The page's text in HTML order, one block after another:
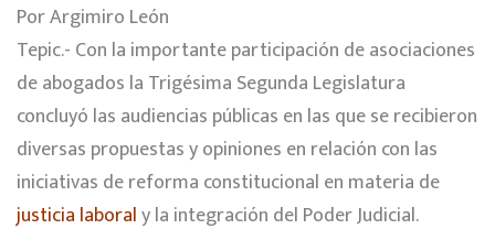
Por Argimiro León
Tepic.- Con la importante participación de asociaciones
de abogados la Trigésima Segunda Legislatura
concluyó las audiencias públicas en las que se recibieron
diversas propuestas y opiniones en relación con las
iniciativas de reforma constitucional en materia de
justicia laboraly la integración del Poder Judicial.